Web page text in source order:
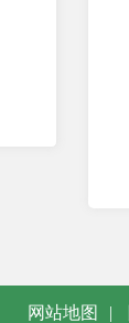
网站地图 |